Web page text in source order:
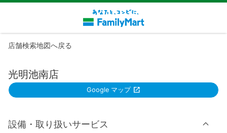
店舗検索地図へ戻る
光明池南店
Google マップ
設備・取り扱いサービス